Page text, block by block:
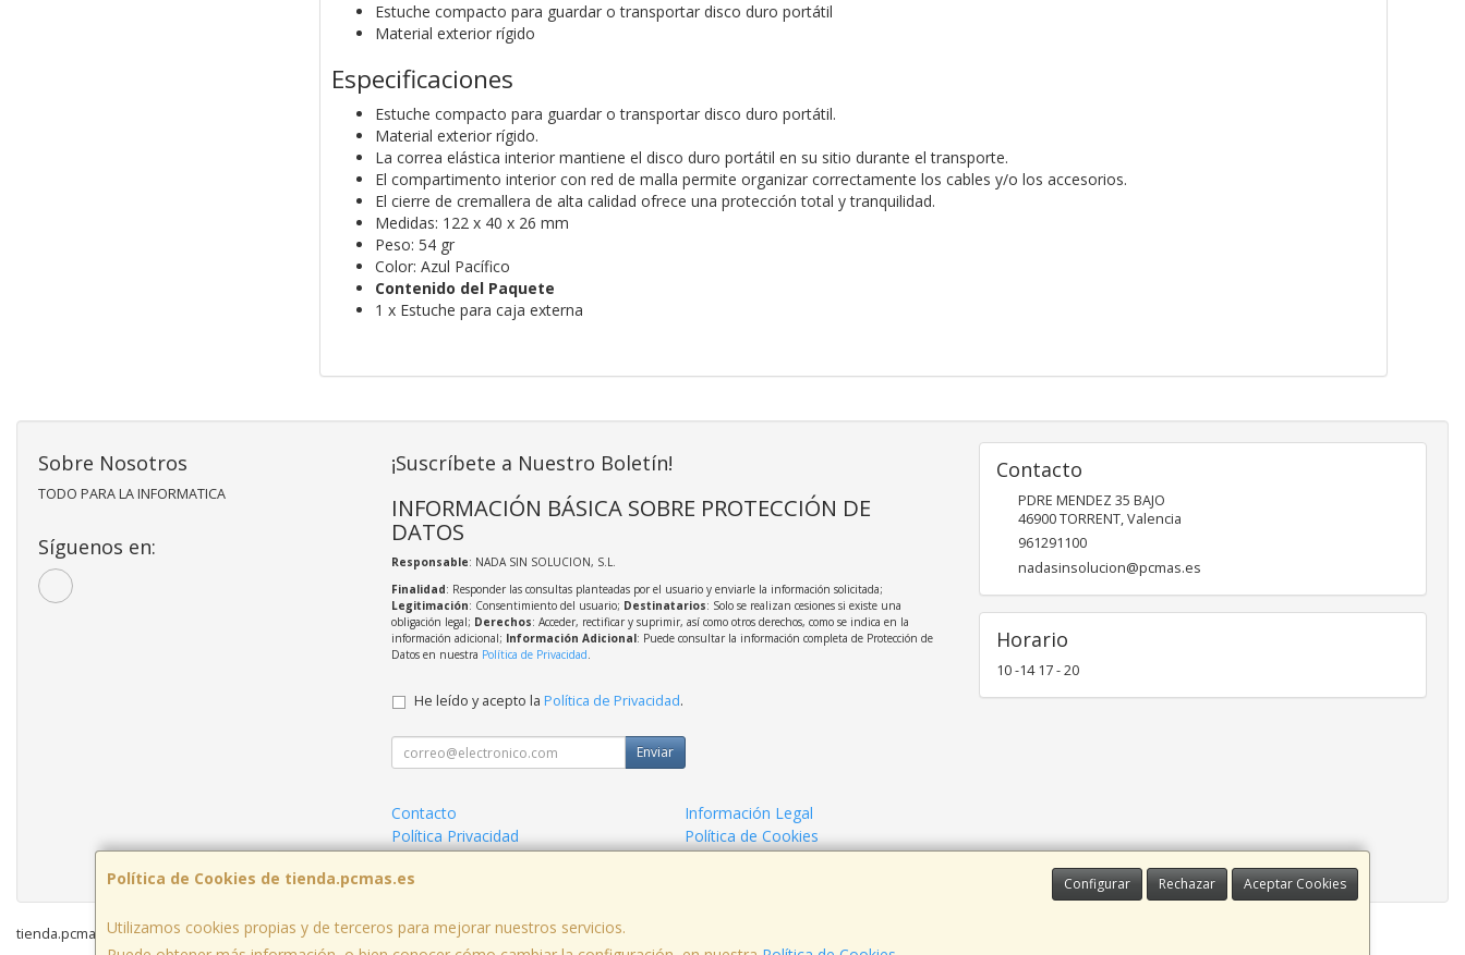
Estuche compacto para guardar o transportar disco duro portátil
Material exterior rígido
Especificaciones
Estuche compacto para guardar o transportar disco duro portátil.
Material exterior rígido.
La correa elástica interior mantiene el disco duro portátil en su sitio durante el transporte.
El compartimento interior con red de malla permite organizar correctamente los cables y/o los accesorios.
El cierre de cremallera de alta calidad ofrece una protección total y tranquilidad.
Medidas: 122 x 40 x 26 mm
Peso: 54 gr
Color: Azul Pacífico
Contenido del Paquete
1 x Estuche para caja externa
Política de Cookies de tienda.pcmas.es Configurar Rechazar Aceptar Cookies
Utilizamos cookies propias y de terceros para mejorar nuestros servicios.
Sobre Nosotros
TODO PARA LA INFORMATICA
Síguenos en:
¡Suscríbete a Nuestro Boletín!
INFORMACIÓN BÁSICA SOBRE PROTECCIÓN DE
DATOS
Responsable: NADA SIN SOLUCION, S.L.
Finalidad: Responder las consultas planteadas por el usuario y enviarle la información solicitada;
Legitimación: Consentimiento del usuario; Destinatarios: Solo se realizan cesiones si existe una
obligación legal; Derechos: Acceder, rectificar y suprimir, así como otros derechos, como se indica en la
información adicional; Información Adicional: Puede consultar la información completa de Protección de
Datos en nuestra Política de Privacidad.
He leído y acepto la Política de Privacidad.
Enviar
Contacto
Información Legal
Política Privacidad
Política de Cookies
Contacto
PDRE MENDEZ 35 BAJO
46900TORRENT,Valencia
961291100
nadasinsolucion@pcmas.es
Horario
10 -14 17 - 20
tienda.pcmas.es © 2026